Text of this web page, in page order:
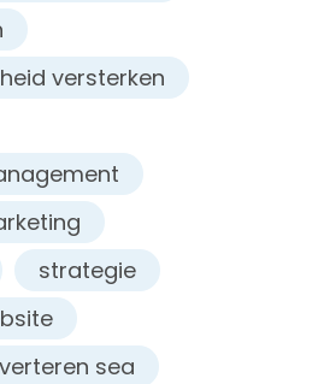
versterken
strategie
sea